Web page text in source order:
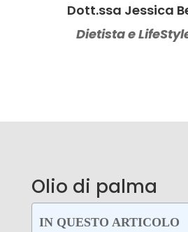
Dott.ssa Jessica
Dietista e
Olio di palma
IN QUESTO ARTICOLO